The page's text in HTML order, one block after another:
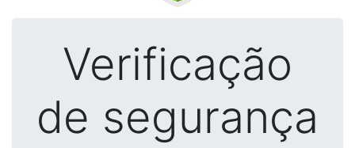
Verificação
de segurança